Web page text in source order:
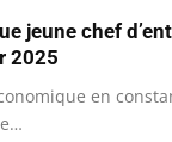
jeune chef
2025
en